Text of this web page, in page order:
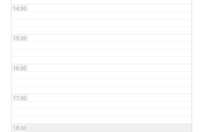
14:00
15:00
16:00
17:00
18:00